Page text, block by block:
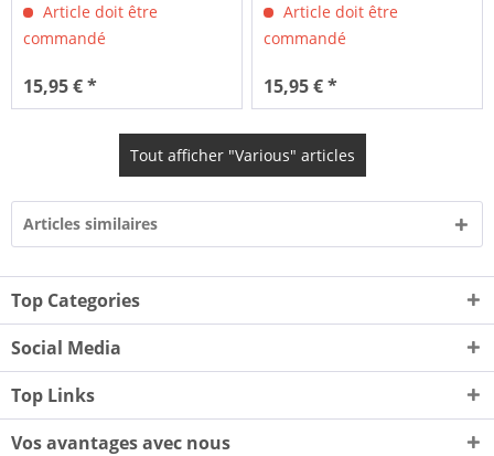
Article doit être
commandé
15,95 € *
Article doit être
commandé
15,95 € *
Tout afficher "Various" articles
Articles similaires
Top Categories
Social Media
Top Links
Vos avantages avec nous